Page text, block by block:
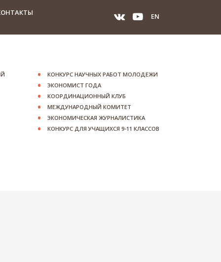
EN
КОНКУРС НАУЧНЫХ РАБОТ МОЛОДЕЖИ
ЭКОНОМИСТ ГОДА
КООРДИНАЦИОННЫЙ КЛУБ
МЕЖДУНАРОДНЫЙ КОМИТЕТ
ЭКОНОМИЧЕСКАЯ ЖУРНАЛИСТИКА
КОНКУРС ДЛЯ УЧАЩИХСЯ 9-11 КЛАССОВ